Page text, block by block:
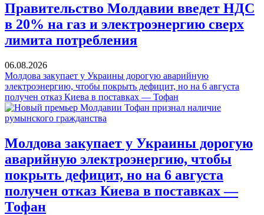
Правительство Молдавии введет НДС
в 20% на газ и электроэнергию сверх
лимита потребления
06.08.2026
Молдова закупает у Украины дорогую аварийную
электроэнергию, чтобы покрыть дефицит, но на 6 августа
получен отказ Киева в поставках — Тофан
Молдова закупает у Украины дорогую
аварийную электроэнергию, чтобы
покрыть дефицит, но на 6 августа
получен отказ Киева в поставках —
Тофан